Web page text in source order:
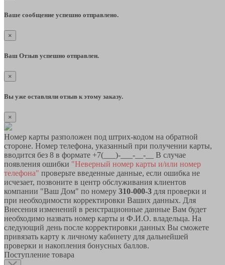
Ваше сообщение успешно отправлено.
×
Ваш Отзыв успешно отправлен.
×
Вы уже оставляли отзыв к этому заказу.
×
Номер карты разположен под штрих-кодом на обратной
стороне. Номер телефона, указанный при получении карты,
вводится без 8 в формате +7(___)-___-__-__ В случае
появления ошибки "Неверный номер карты и/или номер
телефона" проверьте введенные данные, если ошибка не
исчезает, позвоните в центр обслуживания клиентов
компании "Ваш Дом" по номеру 310-000-3 для проверки и
при необходимости корректировки Ваших данных. Для
Внесения изменений в реистрационные данные Вам будет
необходимо назвать номер карты и Ф.И.О. владельца. На
следующий день после корректировки данных Вы сможете
привязать карту к личному кабинету для дальнейшей
проверки и накопления бонусных баллов.
Поступление товара